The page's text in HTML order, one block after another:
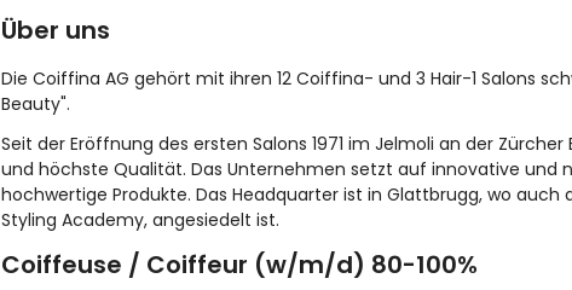
Über uns
Die Coiffina AG gehört mit ihren 12 Coiffina- und 3 Hair-1 Salons
Beauty".
Seit der Eröffnung des ersten Salons 1971 im Jelmoli an der
und höchste Qualität. Das Unternehmen setzt auf innovative und
hochwertige Produkte. Das Headquarter ist in Glattbrugg, wo
Styling Academy, angesiedelt ist.
Coiffeuse / Coiffeur (w/m/d) 80-100%